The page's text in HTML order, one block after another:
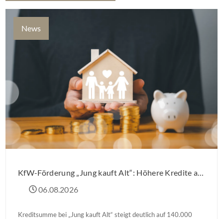
News
06.08.2026
Kreditsumme bei „Jung kauft Alt“ steigt deutlich auf 140.000